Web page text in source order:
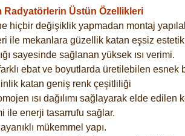
Radyatörlerin Üstün Özellikleri
hiçbir değişiklik yapmadan montaj
ile mekanlara güzellik katan eşsiz estetik
sayesinde sağlanan yüksek ısı verimi.
ebat ve boyutlarda üretilebilen esnek
katan geniş renk çeşitliliği
ısı dağılımı sağlayarak elde edilen
ile enerji tasarrufu sağlar.
mükemmel yapı.